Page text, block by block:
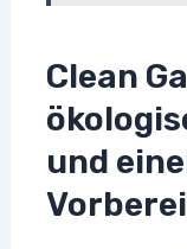
Clean
und